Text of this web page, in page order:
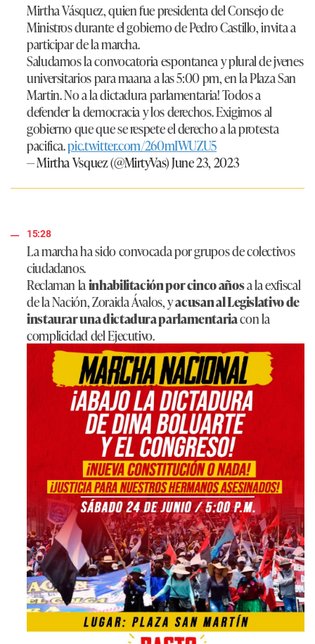
Mirtha Vásquez, quien fue presidenta del Consejo de
Ministros durante el gobierno de Pedro Castillo, invita a
participar de la marcha.
Saludamos la convocatoria espontanea y plural de jvenes
universitarios para maana a las 5:00 pm, en la Plaza San
Martin. No a la dictadura parlamentaria! Todos a
defender la democracia y los derechos. Exigimos al
gobierno que que se respete el derecho a la protesta
pacifica.pic.twitter.com/260mIWUZU5
— Mirtha Vsquez (@MirtyVas)June 23, 2023
15:28
La marcha ha sido convocada por grupos de colectivos
ciudadanos.
Reclaman lainhabilitación por cinco añosa la exfiscal
de la Nación, Zoraida Ávalos, yacusan al Legislativo de
instaurar una dictadura parlamentariacon la
complicidad del Ejecutivo.